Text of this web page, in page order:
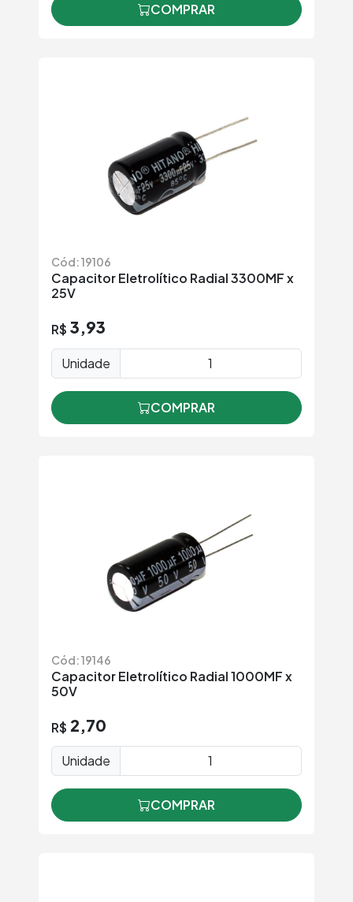
COMPRAR
Cód: 19106
Capacitor Eletrolítico Radial 3300MF x
25V
R$ 3,93
Unidade
COMPRAR
Cód: 19146
Capacitor Eletrolítico Radial 1000MF x
50V
R$ 2,70
Unidade
COMPRAR